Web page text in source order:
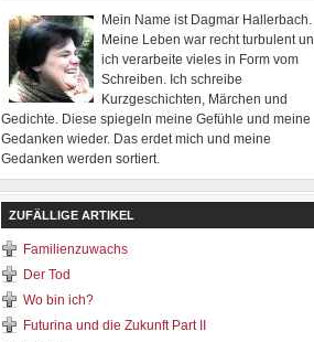
Mein Name ist Dagmar Hallerbach.
Meine Leben war recht turbulent
ich verarbeite vieles in Form vom
Schreiben. Ich schreibe
Kurzgeschichten, Märchen und
Gedichte. Diese spiegeln meine Gefühle und meine
Gedanken wieder. Das erdet mich und meine
Gedanken werden sortiert.
ZUFÄLLIGE ARTIKEL
Familienzuwachs
Der Tod
Wo bin ich?
Futurina und die Zukunft Part II